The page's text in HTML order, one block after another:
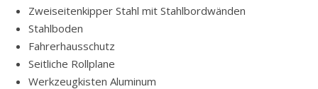
Zweiseitenkipper Stahl mit Stahlbordwänden
Stahlboden
Fahrerhausschutz
Seitliche Rollplane
Werkzeugkisten Aluminum